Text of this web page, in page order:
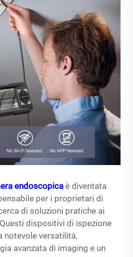
endoscopica è diventata
per i proprietari di
di soluzioni pratiche ai
dispositivi di ispezione
notevole versatilità,
avanzata di imaging e un